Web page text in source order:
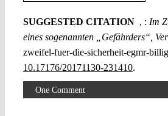
SUGGESTED CITATION , : Im
eines sogenannten „Gefährders“,
zweifel-fuer-die-sicherheit-egmr-
10.17176/20171130-231410.
One Comment